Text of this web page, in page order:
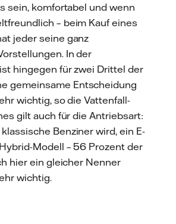
sein, komfortabel und wenn
– beim Kauf eines
jeder seine ganz
In der
hingegen für zwei Drittel der
gemeinsame Entscheidung
wichtig, so die Vattenfall-
gilt auch für die Antriebsart:
Benziner wird, ein E-
Modell – 56 Prozent der
hier ein gleicher Nenner
wichtig.